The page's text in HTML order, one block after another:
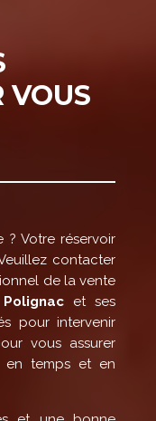
VOUS
Votre réservoir
contacter
de la vente
Polignacet ses
pour intervenir
vous assurer
en temps et en